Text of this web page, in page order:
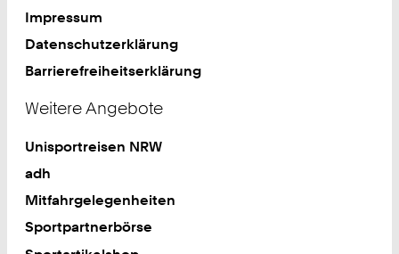
Impressum
Datenschutzerklärung
Barrierefreiheitserklärung
Weitere Angebote
Unisportreisen NRW
adh
Mitfahrgelegenheiten
Sportpartnerbörse